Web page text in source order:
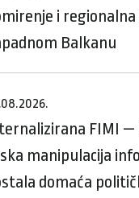
i
Balkanu
FIMI —
manipulacija
domaća